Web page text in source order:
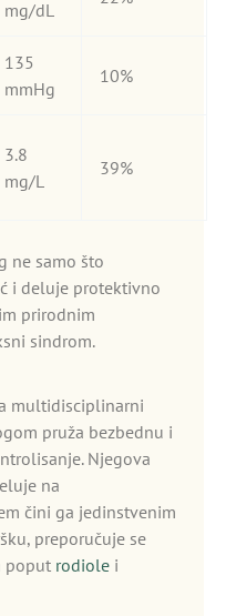
mg/dL
135
mmHg
10%
3.8
mg/L
39%
ne samo što
i deluje protektivno
prirodnim
sindrom.
multidisciplinarni
pruža bezbednu i
Njegova
na
čini ga jedinstvenim
preporučuje se
poput rodiole i